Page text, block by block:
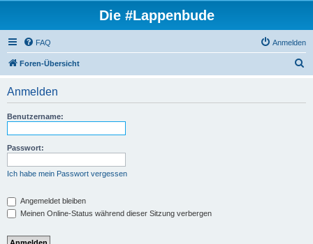
Die #Lappenbude
FAQ Anmelden
Foren-Übersicht
Anmelden
Benutzername:
Passwort:
Ich habe mein Passwort vergessen
Angemeldet bleiben
Meinen Online-Status während dieser Sitzung verbergen